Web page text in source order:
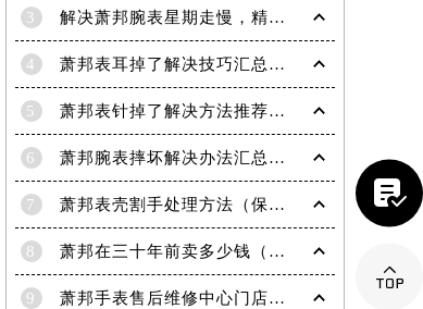
3 解决萧邦腕表星期走慢，精准调校秘籍在这里
4 萧邦表耳掉了解决技巧汇总（轻松修复爱表的小妙招）
5 萧邦表针掉了解决方法推荐（轻松修复你的爱表）
6 萧邦腕表摔坏解决办法汇总（专业修复与日常保养技巧）
7 萧邦表壳割手处理方法（保养与修复技巧指南）
8 萧邦在三十年前卖多少钱（名表价格变迁的历史洞察）
9 萧邦手表售后维修中心门店地址

